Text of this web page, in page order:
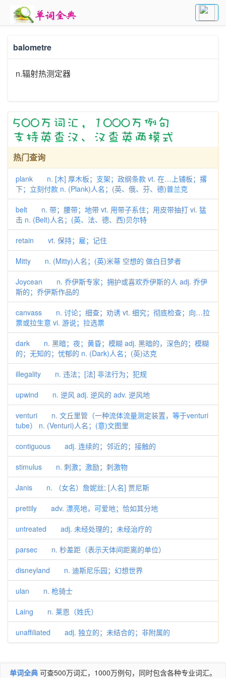
balometre
n.辐射热测定器
热门查询
plank n. [木] 厚木板；支架；政纲条款 vt. 在…上铺板；撂
下；立刻付款 n. (Plank)人名；(英、俄、芬、德)普兰克
belt n. 带；腰带；地带 vt. 用带子系住；用皮带抽打 vi. 猛
击 n. (Belt)人名；(英、法、德、西)贝尔特
retain vt. 保持；雇；记住
Mitty n. (Mitty)人名；(英)米蒂 空想的 做白日梦者
Joycean n. 乔伊斯专家；拥护或喜欢乔伊斯的人 adj. 乔伊
斯的；乔伊斯作品的
canvass n. 讨论；细查；劝诱 vt. 细究；彻底检查；向…拉
票或拉生意 vi. 游说；拉选票
dark n. 黑暗；夜；黄昏；模糊 adj. 黑暗的，深色的；模糊
的；无知的；忧郁的 n. (Dark)人名；(英)达克
illegality n. 违法；[法] 非法行为；犯规
upwind n. 逆风 adj. 逆风的 adv. 逆风地
venturi n. 文丘里管（一种流体流量测定装置，等于venturi
tube） n. (Venturi)人名；(意)文图里
contiguous adj. 连续的；邻近的；接触的
stimulus n. 刺激；激励；刺激物
Janis n. （女名）詹妮丝; [人名] 贾尼斯
prettily adv. 漂亮地，可爱地；恰如其分地
untreated adj. 未经处理的；未经治疗的
parsec n. 秒差距（表示天体间距离的单位）
disneyland n. 迪斯尼乐园；幻想世界
ulan n. 枪骑士
Laing n. 莱恩（姓氏）
unaffiliated adj. 独立的；未结合的；非附属的
单词全典 可查500万词汇，1000万例句，同时包含各种专业词汇。